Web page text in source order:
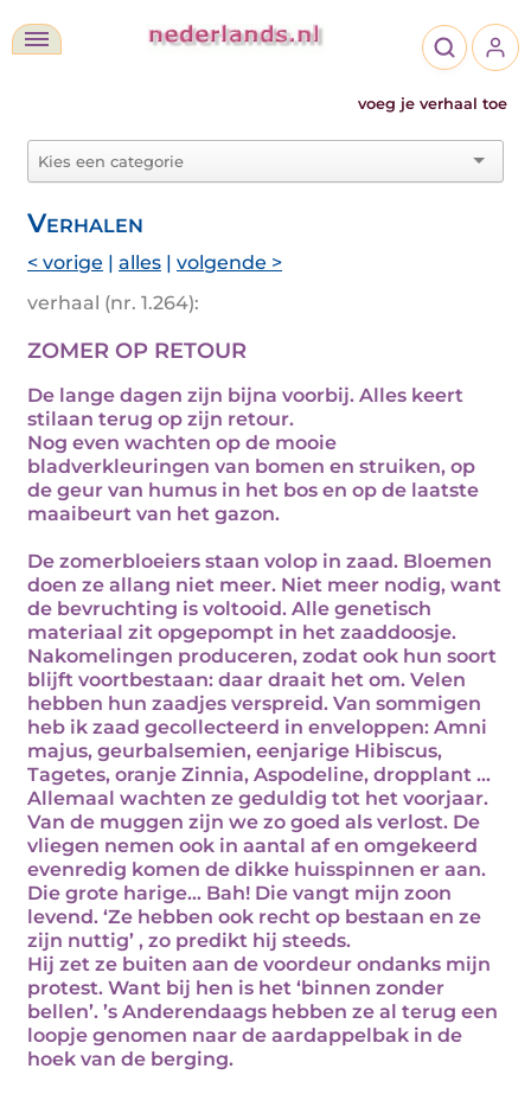
voeg je verhaal toe
Verhalen
< vorige | alles | volgende >
verhaal (nr. 1.264):
ZOMER OP RETOUR
De lange dagen zijn bijna voorbij. Alles keert
stilaan terug op zijn retour.
Nog even wachten op de mooie
bladverkleuringen van bomen en struiken, op
de geur van humus in het bos en op de laatste
maaibeurt van het gazon.
De zomerbloeiers staan volop in zaad. Bloemen
doen ze allang niet meer. Niet meer nodig, want
de bevruchting is voltooid. Alle genetisch
materiaal zit opgepompt in het zaaddoosje.
Nakomelingen produceren, zodat ook hun soort
blijft voortbestaan: daar draait het om. Velen
hebben hun zaadjes verspreid. Van sommigen
heb ik zaad gecollecteerd in enveloppen: Amni
majus, geurbalsemien, eenjarige Hibiscus,
Tagetes, oranje Zinnia, Aspodeline, dropplant …
Allemaal wachten ze geduldig tot het voorjaar.
Van de muggen zijn we zo goed als verlost. De
vliegen nemen ook in aantal af en omgekeerd
evenredig komen de dikke huisspinnen er aan.
Die grote harige… Bah! Die vangt mijn zoon
levend. ‘Ze hebben ook recht op bestaan en ze
zijn nuttig’ , zo predikt hij steeds.
Hij zet ze buiten aan de voordeur ondanks mijn
protest. Want bij hen is het ‘binnen zonder
bellen’. ’s Anderendaags hebben ze al terug een
loopje genomen naar de aardappelbak in de
hoek van de berging.